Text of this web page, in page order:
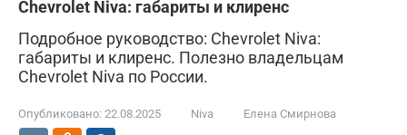
Chevrolet Niva: габариты и клиренс
Подробное руководство: Chevrolet Niva:
габариты и клиренс. Полезно владельцам
Chevrolet Niva по России.
Опубликовано: 22.08.2025 Niva Елена Смирнова